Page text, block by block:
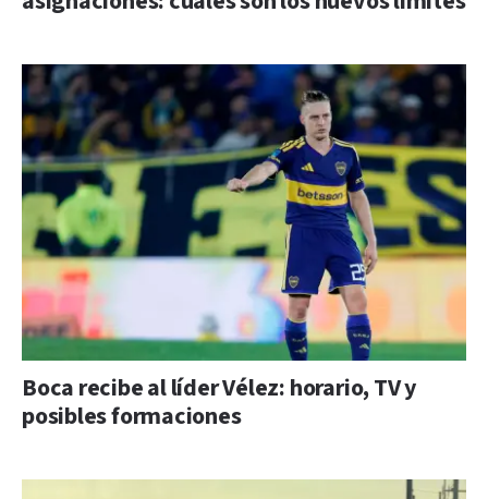
Boca recibe al líder Vélez: horario, TV y
posibles formaciones